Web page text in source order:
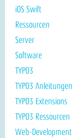
iOS Swift
Ressourcen
Server
Software
TYPO3
TYPO3 Anleitungen
TYPO3 Extensions
TYPO3 Ressourcen
Web-Development